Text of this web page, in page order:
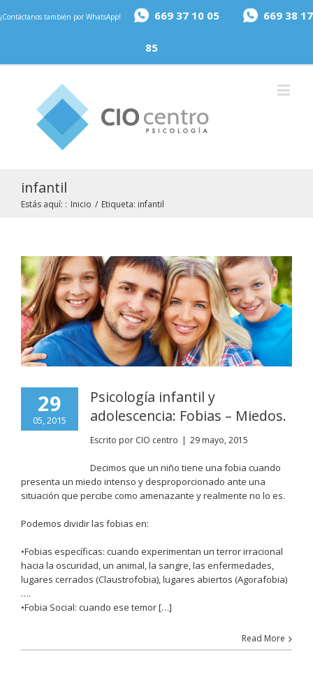
¡Contáctanos también por WhatsApp! 669 37 10 05 669 38 17
85
infantil
Estás aquí: : Inicio / Etiqueta: infantil
29
05, 2015
Psicología infantil y
adolescencia: Fobias – Miedos.
Escrito por CIO centro | 29 mayo, 2015
Decimos que un niño tiene una fobia cuando
presenta un miedo intenso y desproporcionado ante una
situación que percibe como amenazante y realmente no lo es.
Podemos dividir las fobias en:
•Fobias específicas: cuando experimentan un terror irracional
hacia la oscuridad, un animal, la sangre, las enfermedades,
lugares cerrados (Claustrofobia), lugares abiertos (Agorafobia)
….
•Fobia Social: cuando ese temor[…]
Read More